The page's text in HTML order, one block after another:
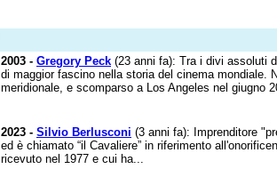
2003 - Gregory Peck (23 anni fa): Tra i divi assoluti
di maggior fascino nella storia del cinema mondiale.
meridionale, e scomparso a Los Angeles nel giugno
2023 - Silvio Berlusconi (3 anni fa): Imprenditore
ed è chiamato “il Cavaliere” in riferimento
ricevuto nel 1977 e cui ha...